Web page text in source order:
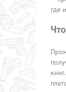
где